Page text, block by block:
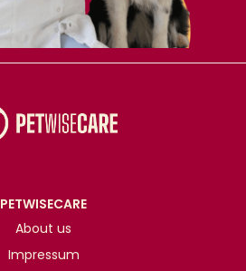
PETWISECARE
About us
Impressum